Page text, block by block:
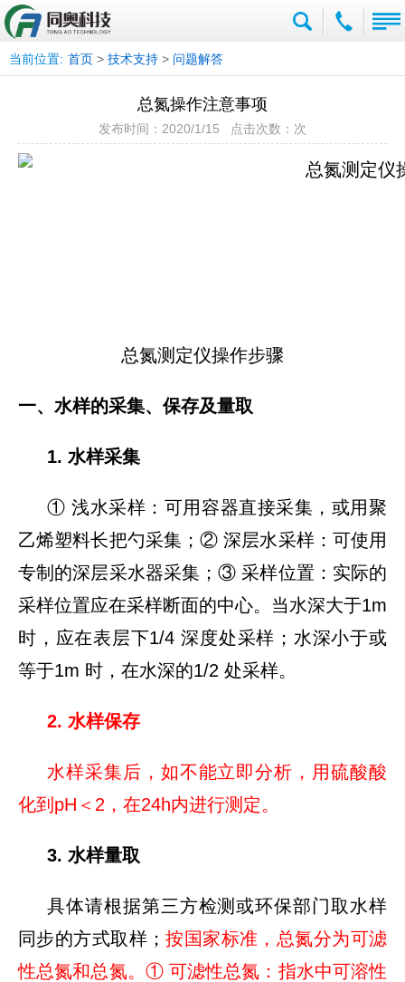
当前位置: 首页 > 技术支持 > 问题解答
总氮操作注意事项
发布时间：2020/1/15 点击次数： 次
总氮测定仪操作步骤
一、水样的采集、保存及量取
1. 水样采集
① 浅水采样：可用容器直接采集，或用聚
乙烯塑料长把勺采集；② 深层水采样：可使用
专制的深层采水器采集；③ 采样位置：实际的
采样位置应在采样断面的中心。当水深大于1m
时，应在表层下1/4 深度处采样；水深小于或
等于1m 时，在水深的1/2 处采样。
2. 水样保存
水样采集后，如不能立即分析，用硫酸酸
化到pH＜2，在24h内进行测定。
3. 水样量取
具体请根据第三方检测或环保部门取水样
同步的方式取样； 按国家标准，总氮分为可滤
性总氮和总氮。① 可滤性总氮：指水中可溶性